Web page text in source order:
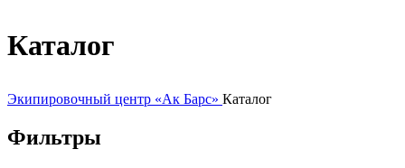
Каталог
Экипировочный центр «Ак Барс» Каталог
Фильтры